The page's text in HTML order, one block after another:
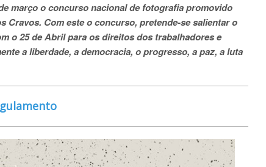
março o concurso nacional de fotografia promovido
Cravos. Com este o concurso, pretende-se salientar o
o 25 de Abril para os direitos dos trabalhadores e
a liberdade, a democracia, o progresso, a paz, a luta